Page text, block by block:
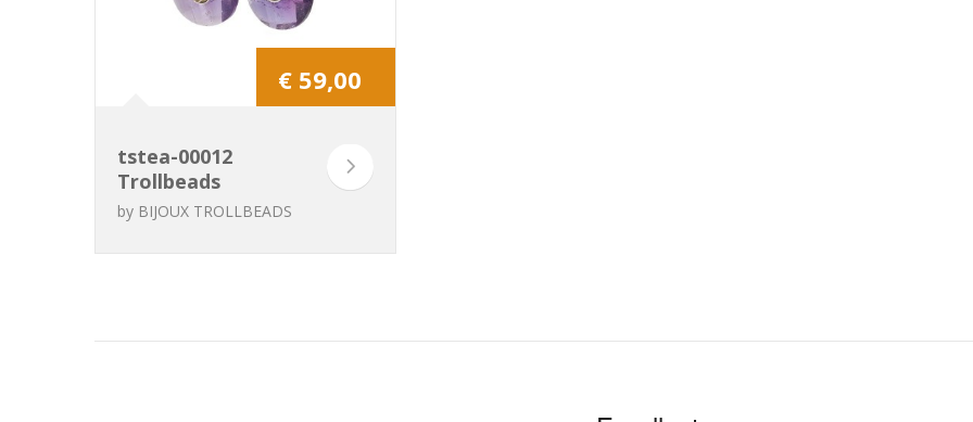
€ 59,00
tstea-00012
Trollbeads
Améthyste
by BIJOUX TROLLBEADS